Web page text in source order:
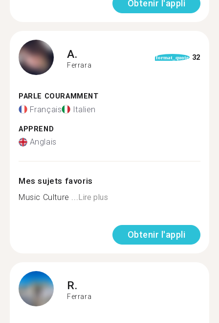
Obtenir l'appli
A.
Ferrara
format_quote 32
PARLE COURAMMENT
Français Italien
APPREND
Anglais
Mes sujets favoris
Music Culture ...Lire plus
Obtenir l'appli
R.
Ferrara